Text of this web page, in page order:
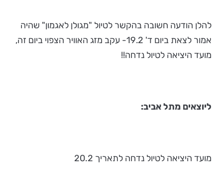
להלן הודעה חשובה בהקשר לטיול "מגולן לאגמון" שהיה
אמור לצאת ביום ד' 19.2- עקב מזג האוויר הצפוי ביום זה,
מועד היציאה לטיול נדחה!!
ליוצאים מתל אביב:
מועד היציאה לטיול נדחה לתאריך 20.2